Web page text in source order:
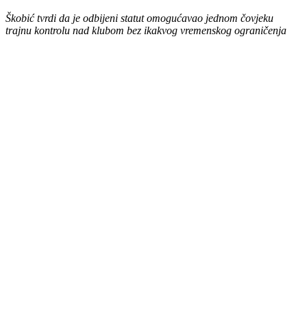
Škobić tvrdi da je odbijeni statut omogućavao jednom čovjeku
trajnu kontrolu nad klubom bez ikakvog vremenskog ograničenja